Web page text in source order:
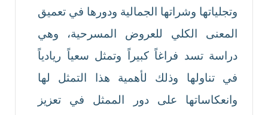
وتجلياتها وشراتها الجمالية ودورها في تعميق
المعنى الكلي للعروض المسرحية، وهي
دراسة تسد فراغاً كبيراً وتمثل سعياً ريادياً
في تناولها وذلك لأهمية هذا التمثل لها
وانعكاساتها على دور الممثل في تعزيز